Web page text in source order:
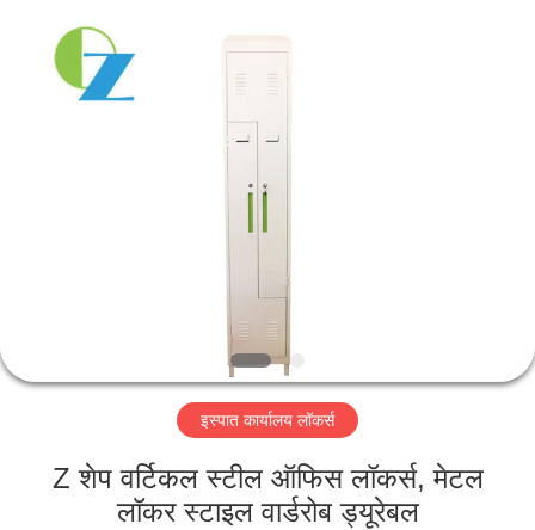
में
भ्रमण
इस्पात कार्यालय लॉकर्स
Z शेप वर्टिकल स्टील ऑफिस लॉकर्स, मेटल
लॉकर स्टाइल वार्डरोब ड्यूरेबल